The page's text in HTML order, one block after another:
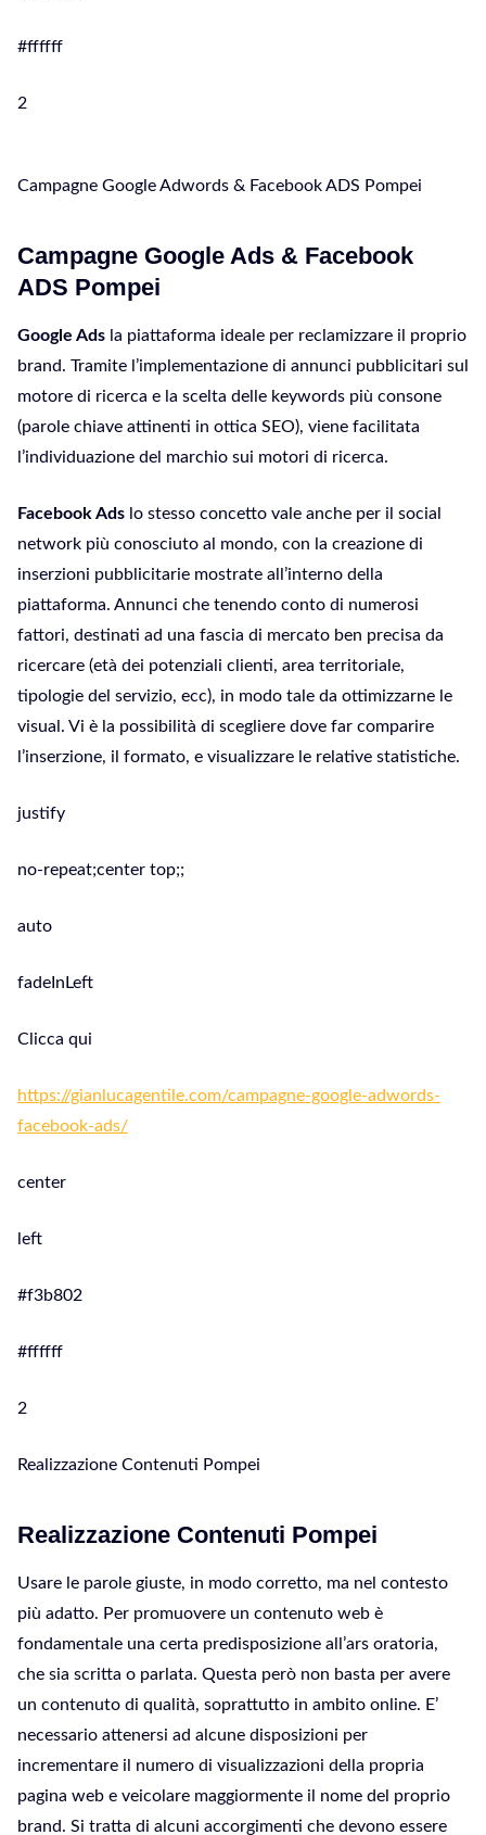
#ffffff
2
Campagne Google Adwords & Facebook ADS Pompei
Campagne Google Ads & Facebook
ADS Pompei
Google Ads la piattaforma ideale per reclamizzare il proprio
brand. Tramite l’implementazione di annunci pubblicitari sul
motore di ricerca e la scelta delle keywords più consone
(parole chiave attinenti in ottica SEO), viene facilitata
l’individuazione del marchio sui motori di ricerca.
Facebook Ads lo stesso concetto vale anche per il social
network più conosciuto al mondo, con la creazione di
inserzioni pubblicitarie mostrate all’interno della
piattaforma. Annunci che tenendo conto di numerosi
fattori, destinati ad una fascia di mercato ben precisa da
ricercare (età dei potenziali clienti, area territoriale,
tipologie del servizio, ecc), in modo tale da ottimizzarne le
visual. Vi è la possibilità di scegliere dove far comparire
l’inserzione, il formato, e visualizzare le relative statistiche.
justify
no-repeat;center top;;
auto
fadeInLeft
Clicca qui
https://gianlucagentile.com/campagne-google-adwords-
facebook-ads/
center
left
#f3b802
#ffffff
2
Realizzazione Contenuti Pompei
Realizzazione Contenuti Pompei
Usare le parole giuste, in modo corretto, ma nel contesto
più adatto. Per promuovere un contenuto web è
fondamentale una certa predisposizione all’ars oratoria,
che sia scritta o parlata. Questa però non basta per avere
un contenuto di qualità, soprattutto in ambito online. E’
necessario attenersi ad alcune disposizioni per
incrementare il numero di visualizzazioni della propria
pagina web e veicolare maggiormente il nome del proprio
brand. Si tratta di alcuni accorgimenti che devono essere